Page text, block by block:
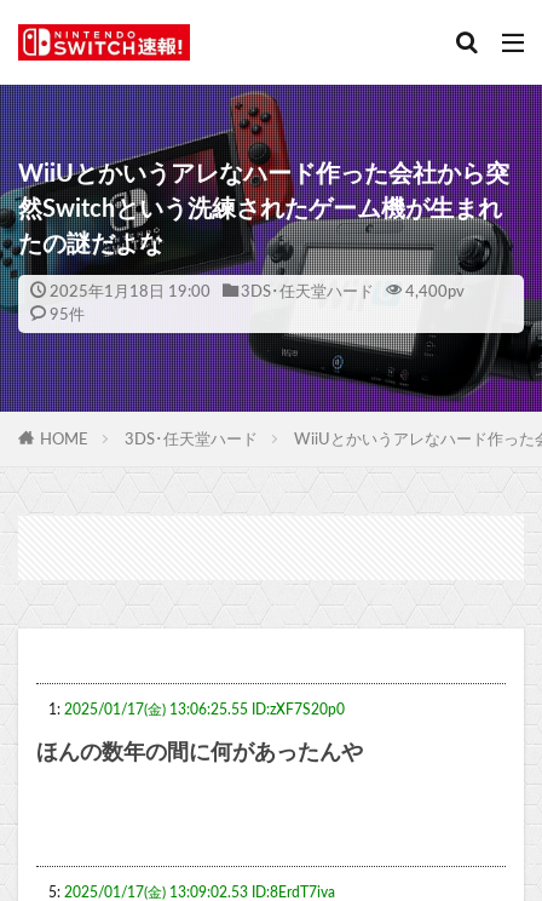
WiiUとかいうアレなハード作った会社から突
然Switchという洗練されたゲーム機が生まれ
たの謎だよな
2025年1月18日 19:00 3DS･任天堂ハード 4,400pv
95件
HOME 3DS･任天堂ハード WiiUとかいうアレなハード作った
1: 2025/01/17(金) 13:06:25.55 ID:zXF7S20p0
ほんの数年の間に何があったんや
5: 2025/01/17(金) 13:09:02.53 ID:8ErdT7iva